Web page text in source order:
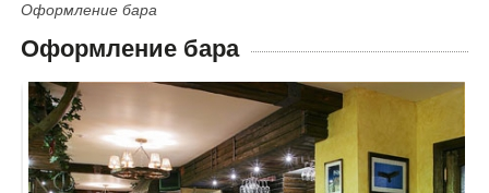
Оформление бара
Оформление бара